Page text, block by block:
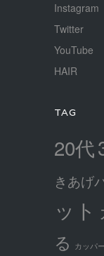
Instagram
Twitter
YouTube
HAIR
TAG
20代
きあげ
ット
る カッパ